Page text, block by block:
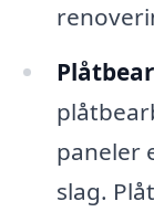
paneler
slag.